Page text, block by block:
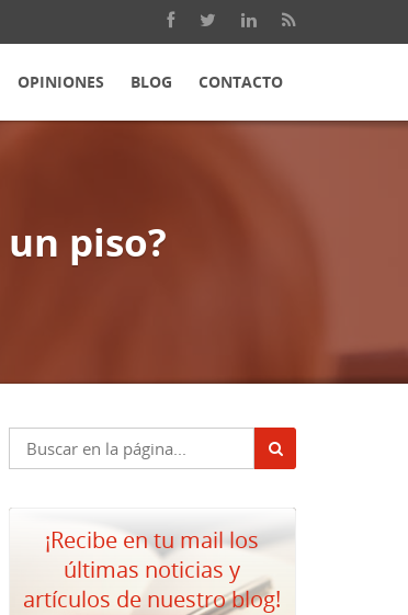
OPINIONES BLOG CONTACTO
piso?
¡Recibe en tu mail los
últimas noticias y
artículos de nuestro blog!